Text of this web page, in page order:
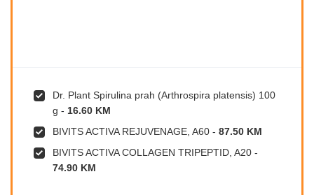
Dr. Plant Spirulina prah (Arthrospira platensis) 100
g - 16.60 KM
BIVITS ACTIVA REJUVENAGE, A60 - 87.50 KM
BIVITS ACTIVA COLLAGEN TRIPEPTID, A20 -
74.90 KM